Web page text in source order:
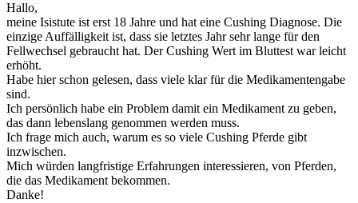
Hallo,
meine Isistute ist erst 18 Jahre und hat eine Cushing Diagnose. Die
einzige Auffälligkeit ist, dass sie letztes Jahr sehr lange für den
Fellwechsel gebraucht hat. Der Cushing Wert im Bluttest war leicht
erhöht.
Habe hier schon gelesen, dass viele klar für die Medikamentengabe
sind.
Ich persönlich habe ein Problem damit ein Medikament zu geben,
das dann lebenslang genommen werden muss.
Ich frage mich auch, warum es so viele Cushing Pferde gibt
inzwischen.
Mich würden langfristige Erfahrungen interessieren, von Pferden,
die das Medikament bekommen.
Danke!